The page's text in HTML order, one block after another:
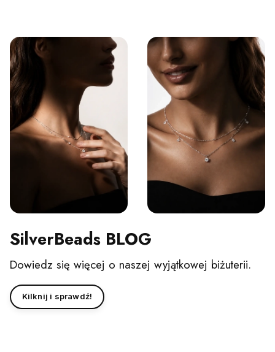
SilverBeads BLOG
Dowiedz się więcej o naszej wyjątkowej biżuterii.
Kilknij i sprawdź!